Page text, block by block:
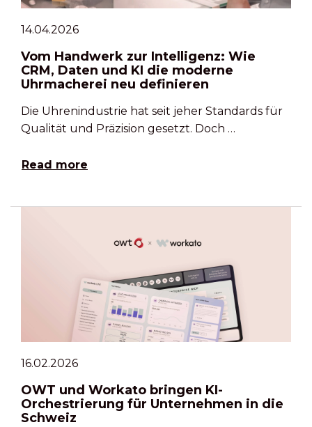
14.04.2026
Vom Handwerk zur Intelligenz: Wie
CRM, Daten und KI die moderne
Uhrmacherei neu definieren
Die Uhrenindustrie hat seit jeher Standards für
Qualität und Präzision gesetzt. Doch …
Read more
16.02.2026
OWT und Workato bringen KI-
Orchestrierung für Unternehmen in die
Schweiz